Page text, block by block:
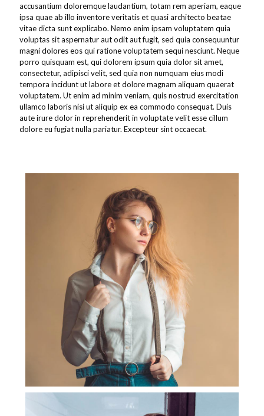
accusantium doloremque laudantium, totam rem aperiam, eaque
ipsa quae ab illo inventore veritatis et quasi architecto beatae
vitae dicta sunt explicabo. Nemo enim ipsam voluptatem quia
voluptas sit aspernatur aut odit aut fugit, sed quia consequuntur
magni dolores eos qui ratione voluptatem sequi nesciunt. Neque
porro quisquam est, qui dolorem ipsum quia dolor sit amet,
consectetur, adipisci velit, sed quia non numquam eius modi
tempora incidunt ut labore et dolore magnam aliquam quaerat
voluptatem. Ut enim ad minim veniam, quis nostrud exercitation
ullamco laboris nisi ut aliquip ex ea commodo consequat. Duis
aute irure dolor in reprehenderit in voluptate velit esse cillum
dolore eu fugiat nulla pariatur. Excepteur sint occaecat.